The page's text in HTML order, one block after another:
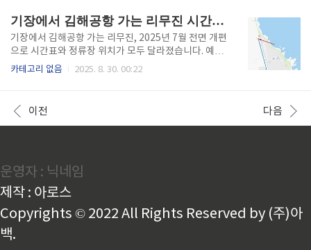
확인해 보실 수 있습니다. 공항버스 시간표 바로가기👆
동암후문 정류장 위치 동암후문 정류장은 부산광역시
기장군 기장읍 동암리, 부산과학기술대학교 후문 인근
대로변에 위치해 있습니다. 동암중·고등학교, 기장체육
공원에서도 도보로 접근이 가능한 지역입니다. 정류장
요청 필수공항까지 소요 시간: 약 65~75분 바로 아래를
기장에서 김해공항 가는 리무진 시간표 (2025 최신)
기장에서 김해공항 가는 리무진, 2025년 7월 전면 개편
으로 시간표와 정류장 위치가 모두 달라졌습니다. 예전
정보를 그대로 참고하고 계셨다면 낭패 볼 수 있어요.
장산역 실시간 도착예정 시간을 쉽고 빠르게 확인하세
요 ⬇️ 김해공항버스 시간표 확인하기👆 정류장 위치 기
면’으로 출발합니다. 정류장 명칭: 기차여행(반얀트리)
또는 동암후문탑승 시 정차 요청 필요 (손들기 필수)정
류장에 도착 5~10분 전 대기 권장운행..
카테고리 없음 2025. 8. 30. 00:22
이전 다음
운영자 : 닉네임
제작 : 아로스
Copyrights © 2022 All Rights Reserved by (주)아
백.